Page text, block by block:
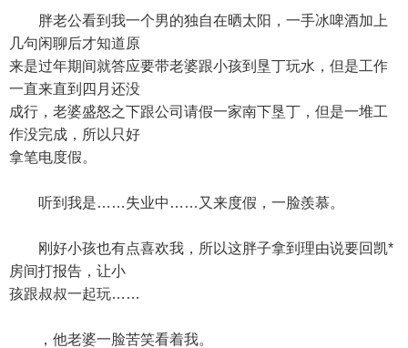
胖老公看到我一个男的独自在晒太阳，一手冰啤酒加上
几句闲聊后才知道原
来是过年期间就答应要带老婆跟小孩到垦丁玩水，但是工作
一直来直到四月还没
成行，老婆盛怒之下跟公司请假一家南下垦丁，但是一堆工
作没完成，所以只好
拿笔电度假。
听到我是……失业中……又来度假，一脸羨慕。
刚好小孩也有点喜欢我，所以这胖子拿到理由说要回凯*
房间打报告，让小
孩跟叔叔一起玩……
，他老婆一脸苦笑看着我。